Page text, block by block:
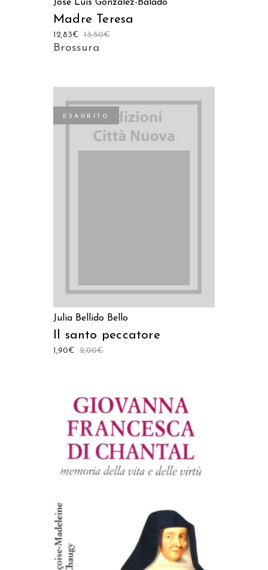
José Luis Gonzalez-Balado
Madre Teresa
13,50€
12,83€
Brossura
ESAURITO
Julia Bellido Bello
Il santo peccatore
2,00€
1,90€